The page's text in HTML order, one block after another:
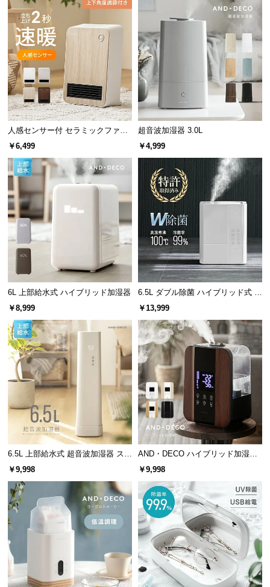
企
業
情
報
人感センサー付 セラミックファン
ヒーター 上下角度調節
￥6,499
超音波加湿器 3.0L
￥4,999
6L 上部給水式 ハイブリッド加湿器
￥8,999
6.5L ダブル除菌 ハイブリッド式 U
Vライト+ヒーター除菌機能付き
￥13,999
6.5L 上部給水式 超音波加湿器 ステ
ンレス振動子モデル
￥9,998
AND・DECO ハイブリッド加湿器
ステンレス振動子モデル 木目調
￥9,998